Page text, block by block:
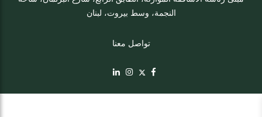
النجمة، وسط بيروت، لبنان
تواصل معنا